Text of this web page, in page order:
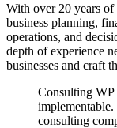
With over 20 years of
business planning,
operations, and
depth of experience
businesses and craft
Consulting WP
consulting